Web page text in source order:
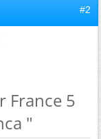
#2
France 5
"